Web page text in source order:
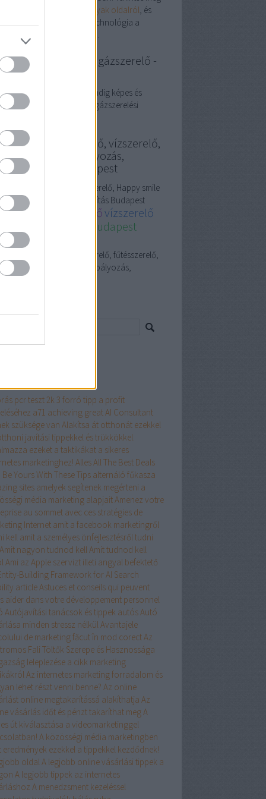
Gyerekágyak oldalról, és
fel, hogyan válhat a technológia a
kényelem alapjává.
Budapest, gázszerelő -
Segít
Budapest: péter mindig képes és
is segíteni, ha éppen gázszerelési
fűtésszerelő, vízszerelő,
smile fogszabályozás,
Budapest
, vízszerelő, Happy smile
Duguláselhárítás Budapest
fűtésszerelővízszerelő
gázszerelő Budapest
Gázszerelő, fűtésszerelő,
Happy smile fogszabályozás,
Budapest
pcr teszt 2k 3 forró tipp a profit
a71 achieving greatAI Consultant
szüksége van Alakítsa át otthonát ezekkel
javítási tippekkel és trükkökkel.
ezeket a taktikákat a sikeres
marketinghez! AllesAll The Best Deals
Be Yours With These Tips alternáló fűkasza
sites amelyek segítenek megérteni a
média marketing alapjaitAmenez votre
au sommet avec ces stratégies de
Internet amit a facebook marketingről
kell amit a személyes önfejlesztésről tudni
Amit nagyon tudnod kellAmit tudnod kell
Ami az Apple szervizt illeti angyal befektető
Building Framework for AI Search
articleAstuces et conseils qui peuvent
aider dans votre développement personnel
Autójavítási tanácsok és tippek autósAutó
minden stressz nélkülAvantajele
de marketing făcut în mod corectAz
Fali Töltők Szerepe és Hasznossága
leleplezése a cikk marketing
Az internetes marketing forradalom és
lehet részt venni benne? Az online
online megtakarítássá alakíthatja Az
vásárlás időt és pénzt takaríthat megA
út kiválasztása a videomarketinggel
A közösségi média marketingben
eredmények ezekkel a tippekkel kezdődnek!
oldalA legjobb online vásárlási tippek a
A legjobb tippek az internetes
A menedzsment kezeléssel